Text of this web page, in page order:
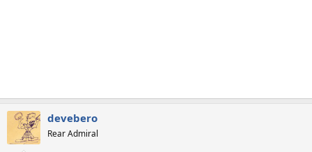
devebero
Rear Admiral